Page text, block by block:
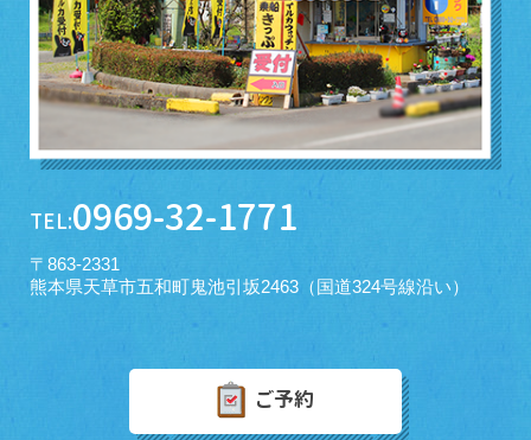
TEL:0969-32-1771
〒863-2331
熊本県天草市五和町鬼池引坂2463（国道324号線沿い）
ご予約